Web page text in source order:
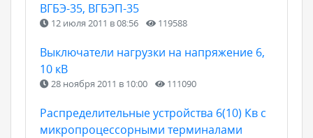
ВГБЭ-35, ВГБЭП-35
12 июля 2011 в 08:56 119588
Выключатели нагрузки на напряжение 6,
10 кВ
28 ноября 2011 в 10:00 111090
Распределительные устройства 6(10) Кв с
микропроцессорными терминалами